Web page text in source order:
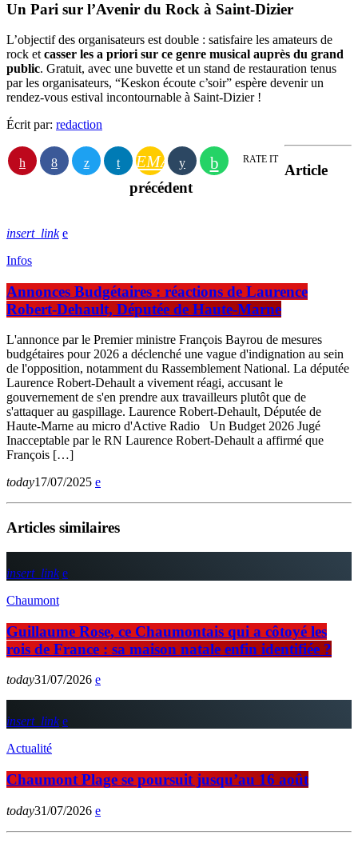
Un Pari sur l’Avenir du Rock à Saint-Dizier
L’objectif des organisateurs est double : satisfaire les amateurs de
rock etcasser les a priori sur ce genre musical auprès du grand
public. Gratuit, avec une buvette et un stand de restauration tenus
par les organisateurs, “Keskon écoute c’soir” espère devenir un
rendez-vous estival incontournable à Saint-Dizier !
Écrit par: redaction
EMAIL RATE IT
Article
précédent
insert_link
Infos
Annonces Budgétaires : réactions de Laurence
Robert-Dehault, Députée de Haute-Marne
L'annonce par le Premier ministre François Bayrou de mesures
budgétaires pour 2026 a déclenché une vague d'indignation au sein
de l'opposition, notamment du Rassemblement National. La députée
Laurence Robert-Dehault a vivement réagi, accusant le
gouvernement de s'en prendre aux travailleurs plutôt que de
s'attaquer au gaspillage. Laurence Robert-Dehault, Députée de
Haute-Marne au micro d'Active Radio Un Budget 2026 Jugé
Inacceptable par le RN Laurence Robert-Dehault a affirmé que
François […]
today17/07/2025
Articles similaires
insert_link
Chaumont
Guillaume Rose, ce Chaumontais qui a côtoyé les
rois de France : sa maison natale enfin identifiée ?
today31/07/2026
insert_link
Actualité
Chaumont Plage se poursuit jusqu’au 16 août
today31/07/2026